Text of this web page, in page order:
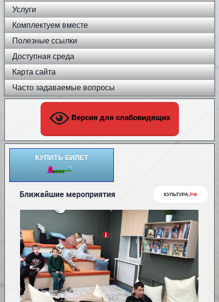
Услуги
Комплектуем вместе
Полезные ссылки
Доступная среда
Карта сайта
Часто задаваемые вопросы
Версия для слабовидящих
КУПИТЬ БИЛЕТ